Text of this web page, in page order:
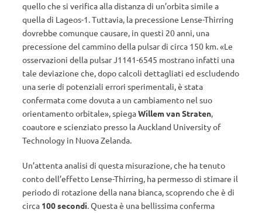
quello che si verifica alla distanza di un’orbita simile a
quella di Lageos-1. Tuttavia, la precessione Lense-Thirring
dovrebbe comunque causare, in questi 20 anni, una
precessione del cammino della pulsar di circa 150 km. «Le
osservazioni della pulsar J1141-6545 mostrano infatti una
tale deviazione che, dopo calcoli dettagliati ed escludendo
una serie di potenziali errori sperimentali, è stata
confermata come dovuta a un cambiamento nel suo
orientamento orbitale», spiegaWillem van Straten,
coautore e scienziato presso la Auckland University of
Technology in Nuova Zelanda.
Un’attenta analisi di questa misurazione, che ha tenuto
conto dell’effetto Lense-Thirring, ha permesso di stimare il
periodo di rotazione della nana bianca, scoprendo che è di
circa 100 secondi. Questa è una bellissima conferma